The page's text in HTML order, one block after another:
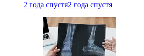
2 года спустя2 года спустя